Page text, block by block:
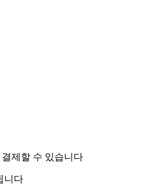
제할 수 있습니다
니다